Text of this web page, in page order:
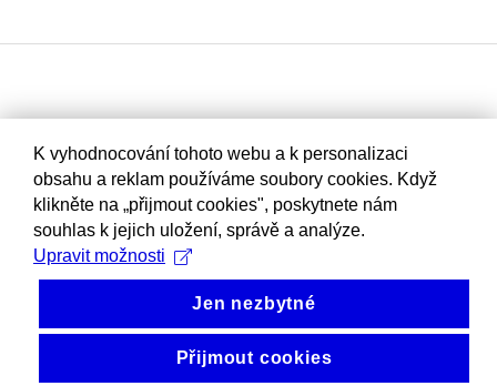
K vyhodnocování tohoto webu a k personalizaci
obsahu a reklam používáme soubory cookies. Když
klikněte na „přijmout cookies", poskytnete nám
souhlas k jejich uložení, správě a analýze.
Upravit možnosti
Jen nezbytné
Přijmout cookies